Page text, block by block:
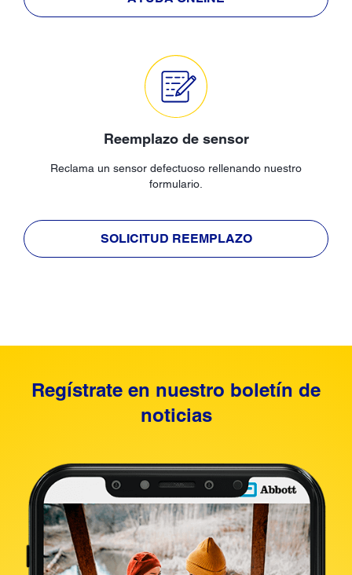
Reemplazo de sensor
Reclama un sensor defectuoso rellenando nuestro
formulario.
SOLICITUD REEMPLAZO
Regístrate en nuestro boletín de
noticias